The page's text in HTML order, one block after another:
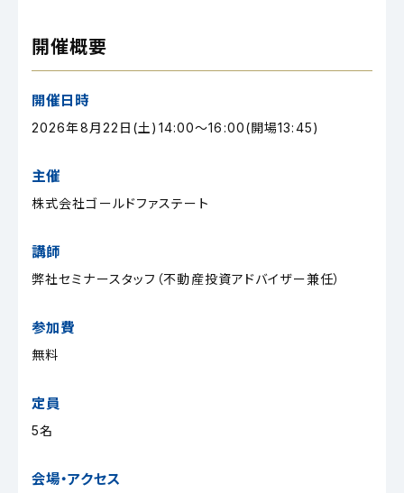
開催概要
開催日時
2026年8月22日(土)14:00～16:00(開場13:45)
主催
株式会社ゴールドファステート
講師
弊社セミナースタッフ（不動産投資アドバイザー兼任）
参加費
無料
定員
5名
会場・アクセス